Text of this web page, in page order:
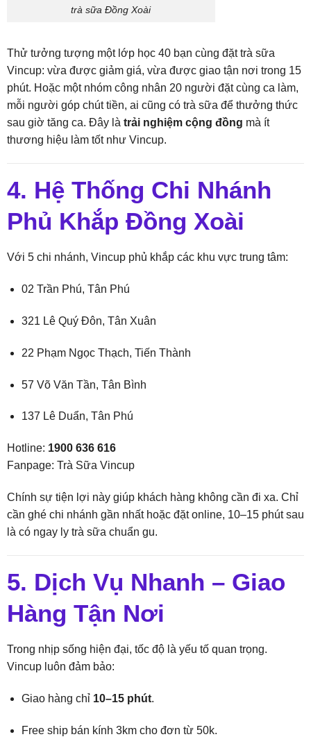
trà sữa Đồng Xoài
Thử tưởng tượng một lớp học 40 bạn cùng đặt trà sữa
Vincup: vừa được giảm giá, vừa được giao tận nơi trong 15
phút. Hoặc một nhóm công nhân 20 người đặt cùng ca làm,
mỗi người góp chút tiền, ai cũng có trà sữa để thưởng thức
sau giờ tăng ca. Đây là trải nghiệm cộng đồng mà ít
thương hiệu làm tốt như Vincup.
4. Hệ Thống Chi Nhánh
Phủ Khắp Đồng Xoài
Với 5 chi nhánh, Vincup phủ khắp các khu vực trung tâm:
02 Trần Phú, Tân Phú
321 Lê Quý Đôn, Tân Xuân
22 Phạm Ngọc Thạch, Tiến Thành
57 Võ Văn Tần, Tân Bình
137 Lê Duẩn, Tân Phú
Hotline: 1900 636 616
Fanpage: Trà Sữa Vincup
Chính sự tiện lợi này giúp khách hàng không cần đi xa. Chỉ
cần ghé chi nhánh gần nhất hoặc đặt online, 10–15 phút sau
là có ngay ly trà sữa chuẩn gu.
5. Dịch Vụ Nhanh – Giao
Hàng Tận Nơi
Trong nhịp sống hiện đại, tốc độ là yếu tố quan trọng.
Vincup luôn đảm bảo:
Giao hàng chỉ 10–15 phút.
Free ship bán kính 3km cho đơn từ 50k.